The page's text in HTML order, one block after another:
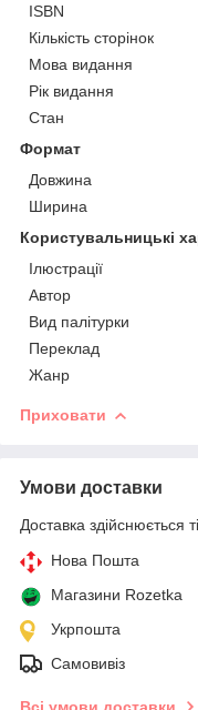
ISBN
Кількість сторінок
Мова видання
Рік видання
Стан
Формат
Довжина
Ширина
Користувальницькі
Ілюстрації
Автор
Вид палітурки
Переклад
Жанр
Приховати
Умови доставки
Доставка здійснюється
Нова Пошта
Магазини Rozetka
Укрпошта
Самовивіз
Всі умови доставки